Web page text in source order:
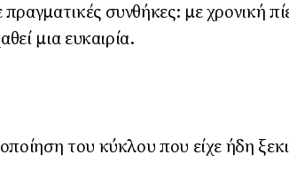
συνθήκες: με χρονική
μια ευκαιρία.
του κύκλου που είχε ήδη